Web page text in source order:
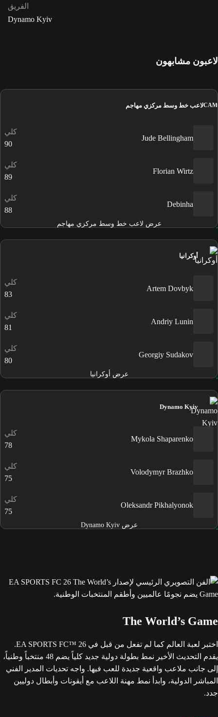
الفريق
Dynamo Kyiv
لاعبون مشابهون
CAMلاعب خط وسط مركزي مهاجم
Jude Bellingham
كلي
90
Florian Wirtz
كلي
89
Debinha
كلي
88
عرض لاعب خط وسط مركزي مهاجم
أوكرانيا
Artem Dovbyk
كلي
83
Andriy Lunin
كلي
81
Georgiy Sudakov
كلي
80
عرض أوكرانيا
Dynamo Kyiv
Mykola Shaparenko
كلي
78
Volodymyr Brazhko
كلي
75
Oleksandr Pikhalyonok
كلي
75
عرض Dynamo Kyiv
The World’s Game
اختبر لعبة العالم كما لم تفعل من قبل في EA SPORTS FC™ 26.
يقدم التحديث الأخير نمط بطولة دولية جديد كلياً يضم 48 منتخباً وطنياً،
إلى جانب ملاعب واقعية جديدة للعب فيها. واجه تحديات المدير الفني
المباشر الدولية، وابدأ نمط مهنة اللاعب مع أيقونات وأبطال دوليين
جدد.